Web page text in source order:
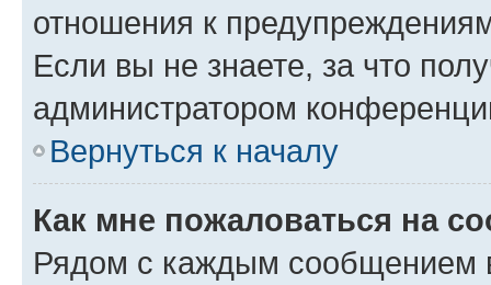
отношения к
Если вы не знаете, за что
администратором
Вернуться к началу
Как мне пожаловаться на
Рядом с каждым сообщением